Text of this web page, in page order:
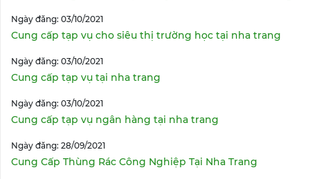
Ngày đăng: 03/10/2021
Cung cấp tạp vụ cho siêu thị trường học tại nha trang
Ngày đăng: 03/10/2021
Cung cấp tạp vụ tại nha trang
Ngày đăng: 03/10/2021
Cung cấp tạp vụ ngân hàng tại nha trang
Ngày đăng: 28/09/2021
Cung Cấp Thùng Rác Công Nghiệp Tại Nha Trang